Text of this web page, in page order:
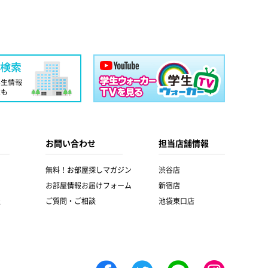
お問い合わせ
無料！お部屋探しマガジン
お部屋情報お届けフォーム
ご質問・ご相談
担当店舗情報
渋谷店
新宿店
池袋東口店